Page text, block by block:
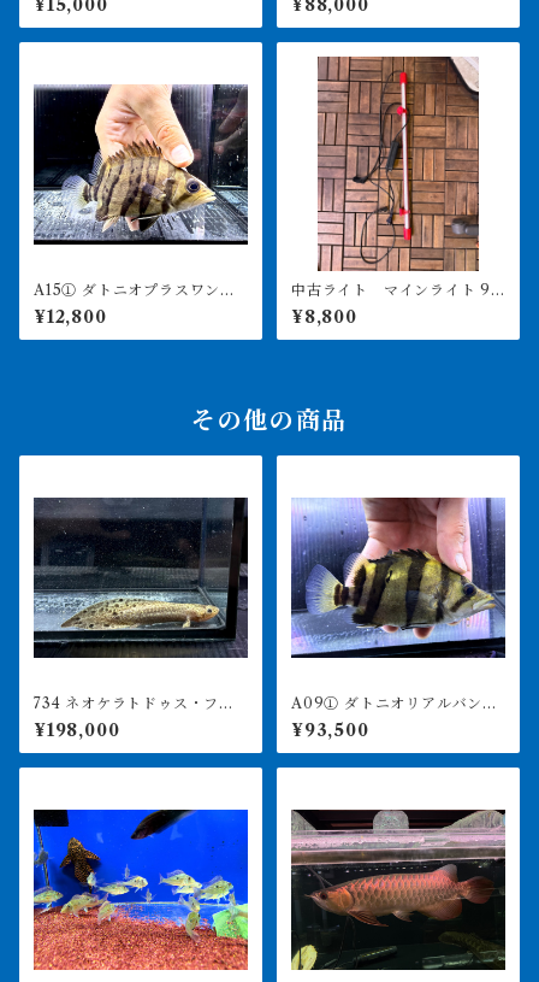
¥15,000
後 ♀
¥88,000
A15① ダトニオプラスワン
変わりバンド 12㎝前後
¥12,800
中古ライト マインライト 90
0用 美品 引き取り限定
¥8,800
その他の商品
734 ネオケラトドゥス・フォ
ルステリ 17㎝前後 ブリス
ベンリバー 証明書あり 231
0
¥198,000
A09① ダトニオリアルバン
ド 15㎝前後 イエロー シ
ミなし
¥93,500